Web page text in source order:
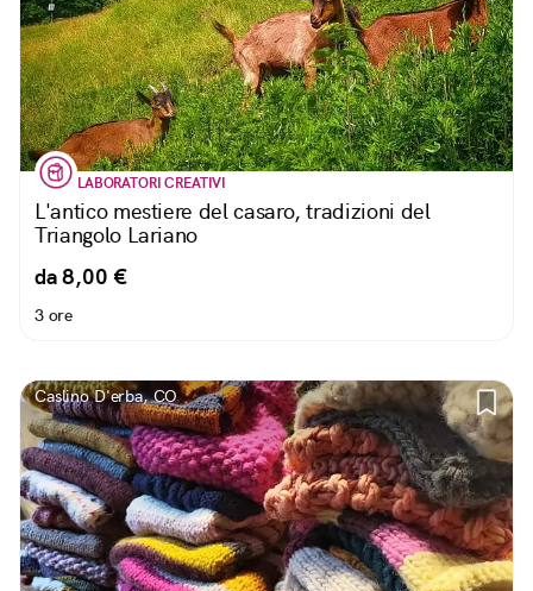
LABORATORI CREATIVI
L'antico mestiere del casaro, tradizioni del
Triangolo Lariano
da 8,00 €
3 ore
Caslino D'erba, CO